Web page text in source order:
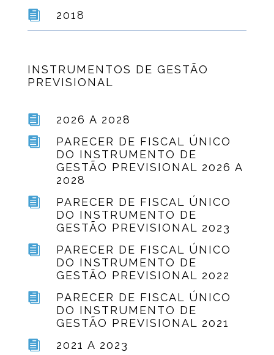

2018
INSTRUMENTOS DE GESTÃO
PREVISIONAL

2026 A 2028

PARECER DE FISCAL ÚNICO
DO INSTRUMENTO DE
GESTÃO PREVISIONAL 2026 A
2028

PARECER DE FISCAL ÚNICO
DO INSTRUMENTO DE
GESTÃO PREVISIONAL 2023

PARECER DE FISCAL ÚNICO
DO INSTRUMENTO DE
GESTÃO PREVISIONAL 2022

PARECER DE FISCAL ÚNICO
DO INSTRUMENTO DE
GESTÃO PREVISIONAL 2021

2021 A 2023